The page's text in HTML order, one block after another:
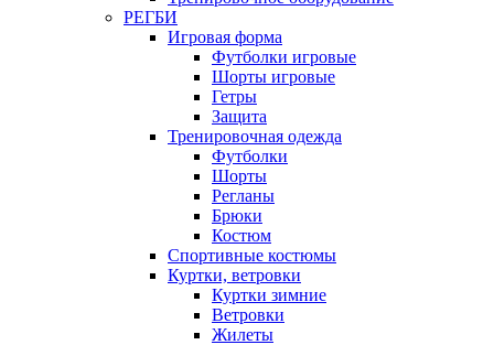
РЕГБИ
Игровая форма
Футболки игровые
Шорты игровые
Гетры
Защита
Тренировочная одежда
Футболки
Шорты
Регланы
Брюки
Костюм
Спортивные костюмы
Куртки, ветровки
Куртки зимние
Ветровки
Жилеты